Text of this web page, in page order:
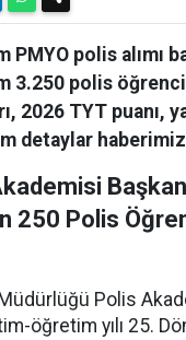
PMYO polis alımı
3.250 polis
2026 TYT puanı,
detaylar
250 Polis
Polis
öğretim yılı 25.